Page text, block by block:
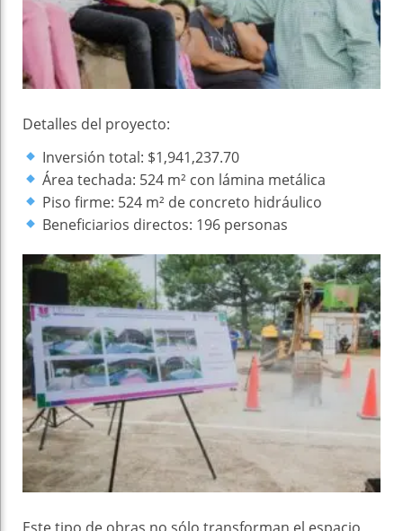
Detalles del proyecto:
Inversión total: $1,941,237.70
Área techada: 524 m² con lámina metálica
Piso firme: 524 m² de concreto hidráulico
Beneficiarios directos: 196 personas